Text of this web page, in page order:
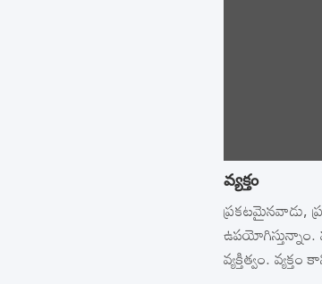
వ్యక్తం
ప్రకటమైనవాడు,
ఉపయోగిస్తున్నాం.
వ్యక్తిత్వం.